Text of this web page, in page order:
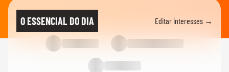
O ESSENCIAL DO DIA Editar interesses →